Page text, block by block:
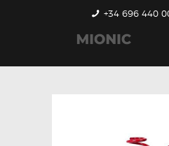
+34 696 440